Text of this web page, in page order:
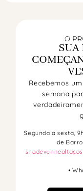
O
SUA
Recebemos
semana
Segunda a sexta,
de
•